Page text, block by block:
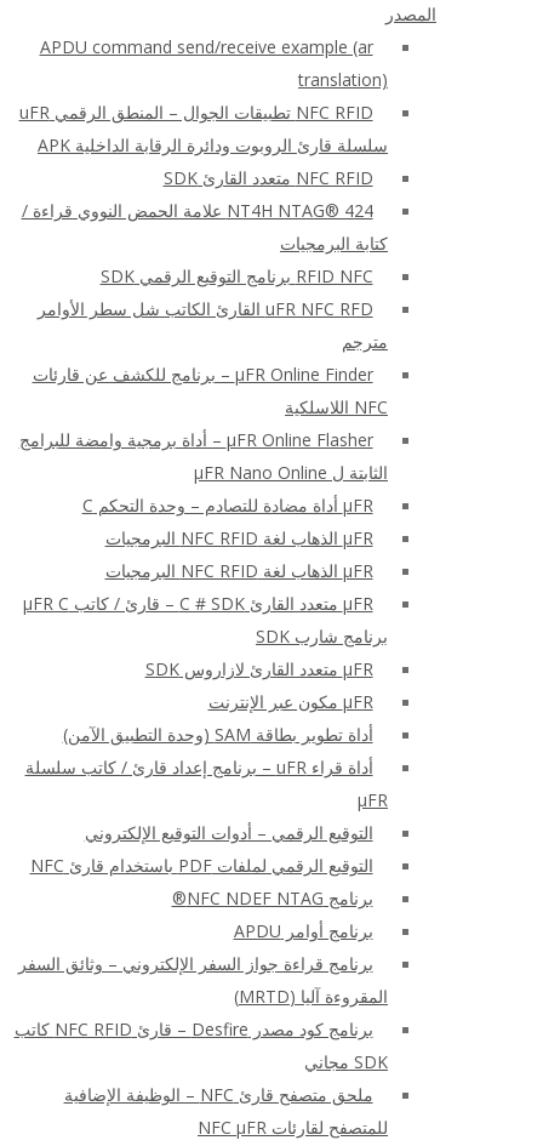
المصدر
APDU command send/receive example (ar
translation)
NFC RFID تطبيقات الجوال – المنطق الرقمي uFR
سلسلة قارئ الروبوت ودائرة الرقابة الداخلية APK
NFC RFID متعدد القارئ SDK
NT4H NTAG® 424 علامة الحمض النووي قراءة /
كتابة البرمجيات
RFID NFC برنامج التوقيع الرقمي SDK
uFR NFC RFD القارئ الكاتب شل سطر الأوامر
مترجم
μFR Online Finder – برنامج للكشف عن قارئات
NFC اللاسلكية
μFR Online Flasher – أداة برمجية وامضة للبرامج
الثابتة ل μFR Nano Online
μFR أداة مضادة للتصادم – وحدة التحكم C
μFR الذهاب لغة NFC RFID البرمجيات
μFR الذهاب لغة NFC RFID البرمجيات
μFR متعدد القارئ C # SDK – قارئ / كاتب μFR C
برنامج شارب SDK
μFR متعدد القارئ لازاروس SDK
μFR مكون عبر الإنترنت
أداة تطوير بطاقة SAM (وحدة التطبيق الآمن)
أداة قراء uFR – برنامج إعداد قارئ / كاتب سلسلة
μFR
التوقيع الرقمي – أدوات التوقيع الإلكتروني
التوقيع الرقمي لملفات PDF باستخدام قارئ NFC
برنامج NFC NDEF NTAG®
برنامج أوامر APDU
برنامج قراءة جواز السفر الإلكتروني – وثائق السفر
المقروءة آليا (MRTD)
برنامج كود مصدر Desfire – قارئ NFC RFID كاتب
SDK مجاني
ملحق متصفح قارئ NFC – الوظيفة الإضافية
للمتصفح لقارئات NFC μFR